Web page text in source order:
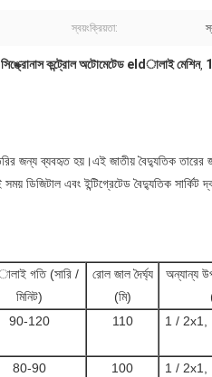
স্বয়ংক্রিয়তা:
সিঙ্ক্রোনাস কন্ট্রোল অটোমেটেড eldালাই মেশিন,
জন্য ব্যবহৃত হয়।এই জাতীয় বৈদ্যুতিক
এবং ইন্টিগ্রেটেড বৈদ্যুতিক সার্কিট
গতি (সারি /
মিনিট)
রোল জাল দৈর্ঘ্য
(মি)
অন্যান্য
90-120 110
1 / 2x1,
80-90 100
1 / 2x1,